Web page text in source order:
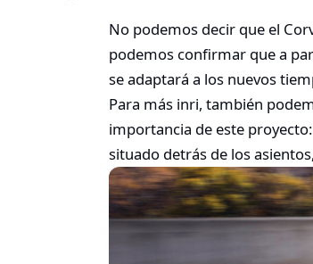
No podemos decir que el
podemos confirmar que a
se adaptará a los nuevos
Para más inri, también
importancia de este proyecto:
situado detrás de los